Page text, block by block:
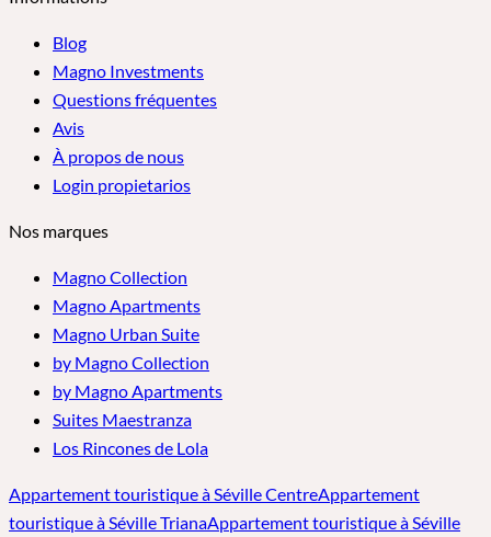
Blog
Magno Investments
Questions fréquentes
Avis
À propos de nous
Login propietarios
Nos marques
Magno Collection
Magno Apartments
Magno Urban Suite
by Magno Collection
by Magno Apartments
Suites Maestranza
Los Rincones de Lola
Appartement touristique à Séville CentreAppartement
touristique à Séville TrianaAppartement touristique à Séville